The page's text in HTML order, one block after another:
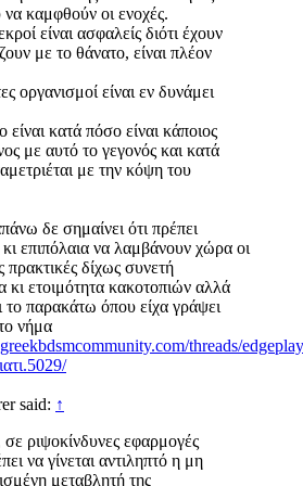
να καμφθούν οι ενοχές.
είναι ασφαλείς διότι έχουν
με το θάνατο, είναι πλέον
οργανισμοί είναι εν δυνάμει
είναι κατά πόσο είναι κάποιος
με αυτό το γεγονός και κατά
με την κόψη του
δε σημαίνει ότι πρέπει
επιπόλαια να λαμβάνουν χώρα οι
πρακτικές δίχως συνετή
κι ετοιμότητα κακοτοπιών αλλά
το παρακάτω όπου είχα γράψει
νήμα
threads/
said: ↑
σε ριψοκίνδυνες εφαρμογές
να γίνεται αντιληπτό η μη
μεταβλητή της